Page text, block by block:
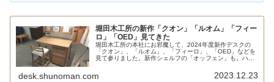
堀田木工所の新作「クオン」「ルオム」「フィー
ロ」「OED」見てきた
堀田木工所の本社にお邪魔して、2024年度新作デスクの
「クオン」、「ルオム」、「フィーロ」、「OED」などを
見て参りました。新作シェルフの「オッフェン」も。ハイ
でもなく、個人的には手が届きやすい価格のフィーロとネ
ージュ2、そして直営EC限定のOEDが魅力的に感じます。
desk.shunoman.com 2023.12.23